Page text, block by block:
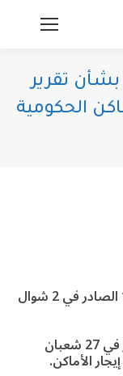
رقم 10 لسنة 1970 م بشأن تقرير
الحكومية
– بعد الاطلاع على الإعلان الدستوري رقم 1 الصادر في 2 شوال
– وعلى قـرار مجلس قيـادة الثـورة الصـادر في 27 شعبان